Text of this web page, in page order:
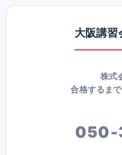
大阪講習
株式
合格するま
050-